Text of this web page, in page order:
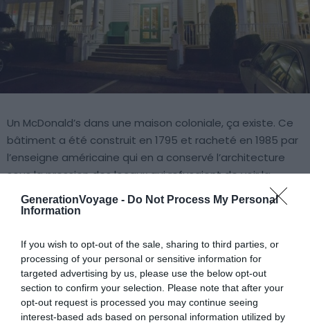
GenerationVoyage - Do Not Process My Personal
Information
If you wish to opt-out of the sale, sharing to third parties, or
processing of your personal or sensitive information for
targeted advertising by us, please use the below opt-out
section to confirm your selection. Please note that after your
opt-out request is processed you may continue seeing
interest-based ads based on personal information utilized by
Un McDonald’s dans une maison coloniale, ça existe. Ce
bâtiment a été construit en 1795 et racheté en 1985 par
l’enseigne américaine qui en a conservé l’architecture
sous la pression des locaux qui refusaient de voir la
Denton House transformée.
À lire aussi sur le guide :
Les 10 meilleurs restaurants dans le monde
Les 7 plus beaux villages de Noël du monde